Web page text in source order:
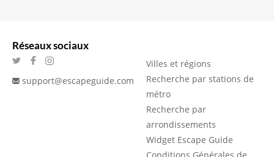
Réseaux sociaux
support@escapeguide.com
Villes et régions
Recherche par stations de
métro
Recherche par
arrondissements
Widget Escape Guide